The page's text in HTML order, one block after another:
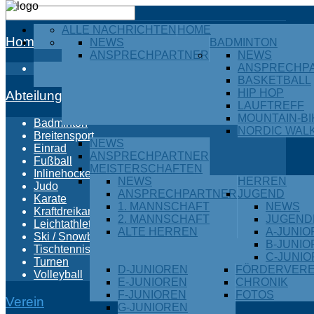
Home
Abteilungen
Badminton
Breitensport
Einrad
Fußball
Inlinehockey
Judo
Karate
Kraftdreikampf
Leichtathletik
Ski / Snowboard
Tischtennis
Turnen
Volleyball
Verein
HOME
ALLE NACHRICHTEN
BADMINTON
NEWS
ANSPRECHPARTNER
NEWS
BASKETBALL
HIP HOP
LAUFTREFF
MOUNTAIN-
NORDIC
NEWS
ANSPRECHPARTNER
MEISTERSCHAFTEN
HERREN
NEWS
ANSPRECHPARTNER
1. MANNSCHAFT
2. MANNSCHAFT
ALTE HERREN
JUGEND
NEWS
A-
B-
C-
D-JUNIOREN
E-JUNIOREN
F-JUNIOREN
G-JUNIOREN
CHRONIK
FOTOS